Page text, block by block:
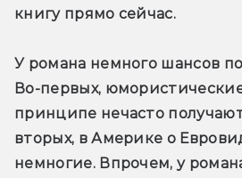
книгу прямо сейчас.
У романа немного шансов
Во-первых,
принципе нечасто
вторых, в Америке о
немногие. Впрочем, у